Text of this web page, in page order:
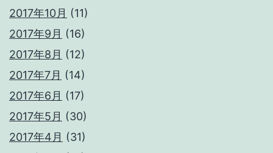
2017年10月 (11)
2017年9月 (16)
2017年8月 (12)
2017年7月 (14)
2017年6月 (17)
2017年5月 (30)
2017年4月 (31)